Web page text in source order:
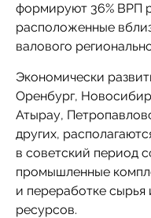
формируют 36% ВРП
расположенные
валового
Экономически
Оренбург,
Атырау,
других,
в советский период
промышленные
и переработке сырья
ресурсов.